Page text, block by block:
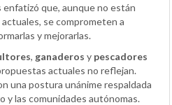
enfatizó que, aunque no están
se comprometen a
y mejorarlas.
, ganaderos y pescadores
actuales no reflejan.
una postura unánime respaldada
y las comunidades autónomas.